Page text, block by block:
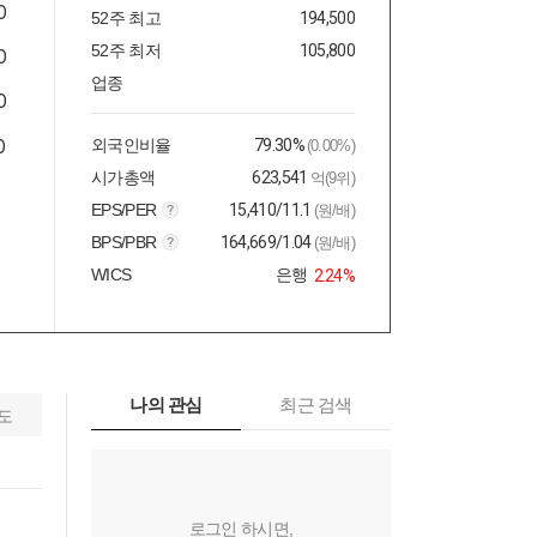
52주 최고
194,500
52주 최저
105,800
업종
외국인비율 79.30% (0.00%)
시가총액 623,541 억(9위)
EPS/PER 15,410/11.1 (원/배)
BPS/PBR 164,669/1.04 (원/배)
WICS 은행 2.24%
나의 관심 최근 검색
로그인 하시면,